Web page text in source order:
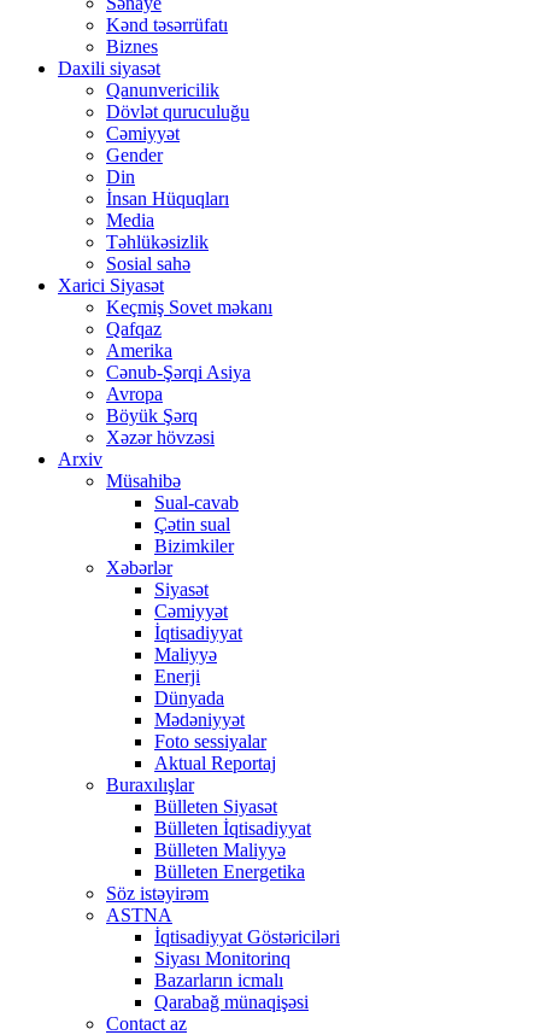
Kənd təsərrüfatı
Biznes
Daxili siyasət
Qanunvericilik
Dövlət quruculuğu
Cəmiyyət
Gender
Din
İnsan Hüquqları
Media
Təhlükəsizlik
Sosial sahə
Xarici Siyasət
Keçmiş Sovet məkanı
Qafqaz
Amerika
Cənub-Şərqi Asiya
Avropa
Böyük Şərq
Xəzər hövzəsi
Arxiv
Müsahibə
Sual-cavab
Çətin sual
Bizimkiler
Xəbərlər
Siyasət
Cəmiyyət
İqtisadiyyat
Maliyyə
Enerji
Dünyada
Mədəniyyət
Foto sessiyalar
Aktual Reportaj
Buraxılışlar
Bülleten Siyasət
Bülleten İqtisadiyyat
Bülleten Maliyyə
Bülleten Energetika
Söz istəyirəm
ASTNA
İqtisadiyyat Göstəriciləri
Siyası Monitorinq
Bazarların icmalı
Qarabağ münaqişəsi
Contact az